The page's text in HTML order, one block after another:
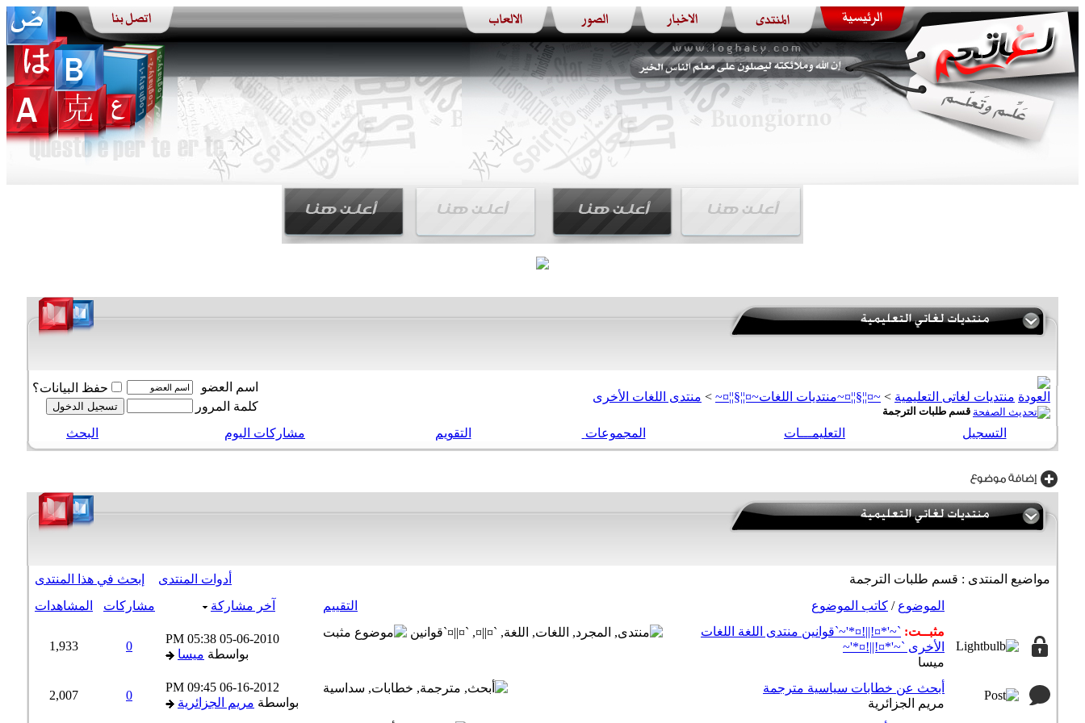
منتديات لغاتى التعليمية > ~¤¦¦§¦¦¤~منتديات اللغات~¤¦¦§¦¦¤~ > منتدى اللغات الأخرى
قسم طلبات الترجمة
اسم العضو
حفظ البيانات؟
كلمة المرور
التسجيل
التعليمـــات المجموعات التقويم مشاركات اليوم البحث
مواضيع المنتدى : قسم طلبات الترجمة أدوات المنتدى
إبحث في هذا المنتدى
التقييم
الموضوع / كاتب الموضوع آخر مشاركة مشاركات
المشاهدات
مثبــت: `~'*¤!||!¤*'~`قوانين منتدى اللغة اللغات
الأخرى `~'*¤!||!¤*'~
ميسا
05-06-2010
05:38 PM
بواسطة ميسا
0
1,933
أبحث عن خطابات سياسية مترجمة
مريم الجزائرية
06-16-2012
09:45 PM
بواسطة مريم الجزائرية
0
2,007